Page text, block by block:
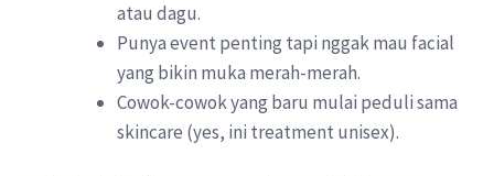
atau dagu.
Punya event penting tapi nggak mau facial
yang bikin muka merah-merah.
Cowok-cowok yang baru mulai peduli sama
skincare (yes, ini treatment unisex).